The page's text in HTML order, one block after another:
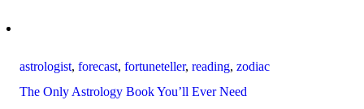
astrologist, forecast, fortuneteller, reading, zodiac
The Only Astrology Book You’ll Ever Need